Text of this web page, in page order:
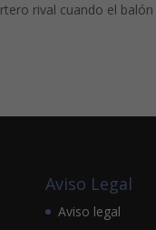
rival cuando el
Aviso Legal
Aviso legal